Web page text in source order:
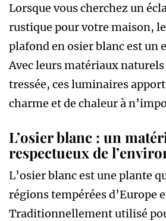
Lorsque vous cherchez un
rustique pour votre maison,
plafond en osier blanc est un
Avec leurs matériaux
tressée, ces luminaires
charme et de chaleur à
L’osier blanc : un
respectueux de
L’osier blanc est une plante
régions tempérées d’Europe
Traditionnellement utilisé